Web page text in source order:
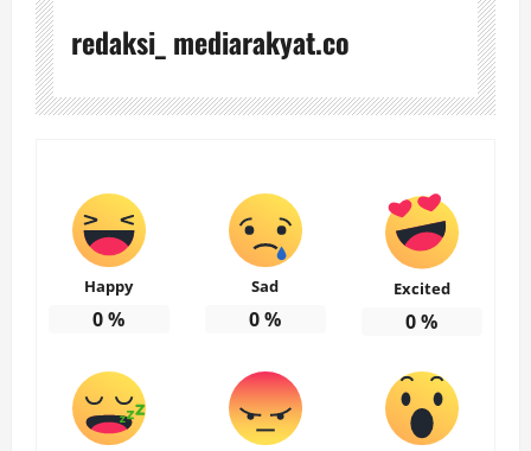
redaksi_ mediarakyat.co
Happy
0%
Sad
0%
Excited
0%